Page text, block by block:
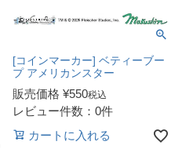
[コインマーカー] ベティーブー
プ アメリカンスター
販売価格 ¥550税込
レビュー件数：0件
カートに入れる